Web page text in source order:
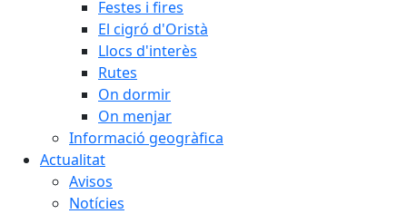
Festes i fires
El cigró d'Oristà
Llocs d'interès
Rutes
On dormir
On menjar
Informació geogràfica
Actualitat
Avisos
Notícies